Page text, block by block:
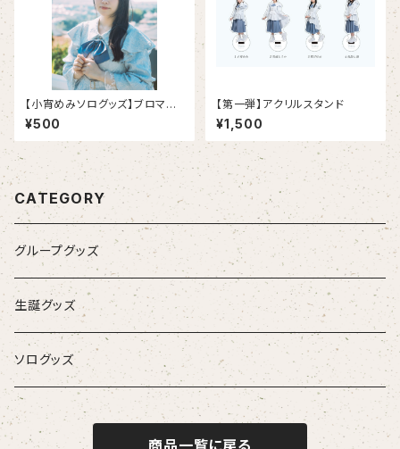
【小宵めみソログッズ】ブロマイ
ド(6月イベント分)
¥500
【第一弾】アクリルスタンド
¥1,500
CATEGORY
グループグッズ
生誕グッズ
ソログッズ
商品一覧に戻る